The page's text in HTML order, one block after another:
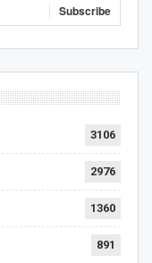
Subscribe
3106
2976
1360
891